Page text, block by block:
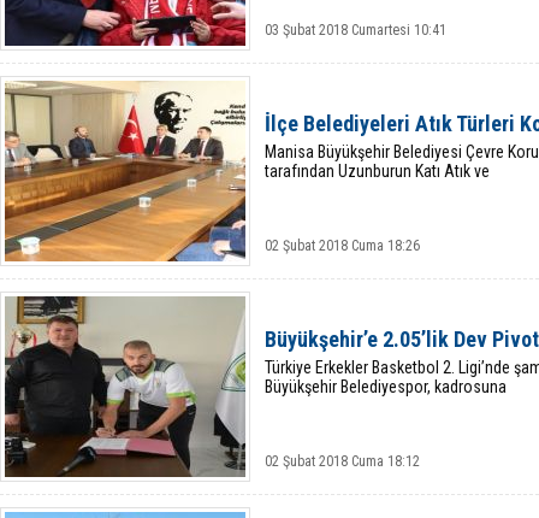
03 Şubat 2018 Cumartesi 10:41
İlçe Belediyeleri Atık Türleri
Manisa Büyükşehir Belediyesi Çevre
tarafından Uzunburun Katı Atık ve
02 Şubat 2018 Cuma 18:26
Büyükşehir’e 2.05’lik Dev Pivot
Türkiye Erkekler Basketbol 2. Ligi’nde
Büyükşehir Belediyespor, kadrosuna
02 Şubat 2018 Cuma 18:12